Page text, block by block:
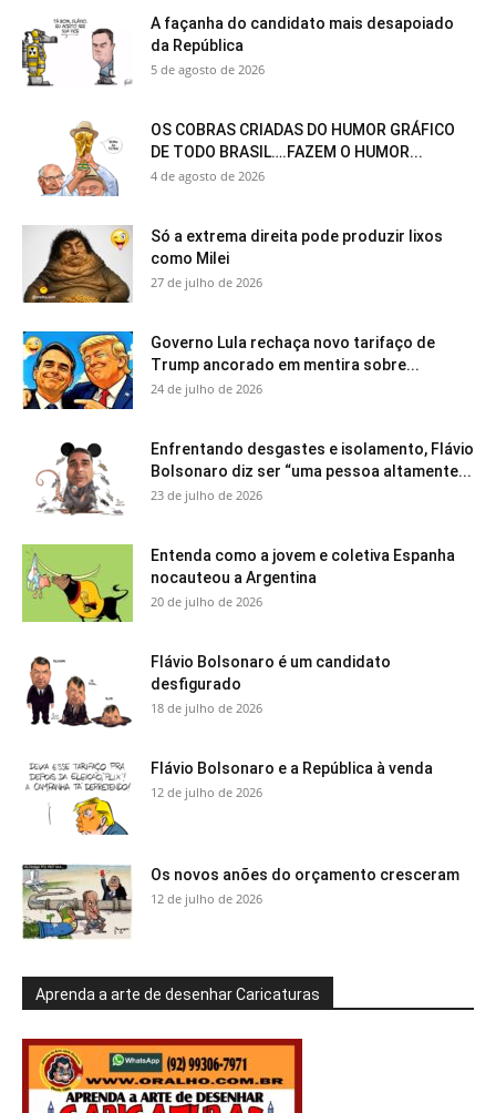
A façanha do candidato mais desapoiado
da República
5 de agosto de 2026
OS COBRAS CRIADAS DO HUMOR GRÁFICO
DE TODO BRASIL….FAZEM O HUMOR...
4 de agosto de 2026
Só a extrema direita pode produzir lixos
como Milei
27 de julho de 2026
Governo Lula rechaça novo tarifaço de
Trump ancorado em mentira sobre...
24 de julho de 2026
Enfrentando desgastes e isolamento, Flávio
Bolsonaro diz ser “uma pessoa altamente...
23 de julho de 2026
Entenda como a jovem e coletiva Espanha
nocauteou a Argentina
20 de julho de 2026
Flávio Bolsonaro é um candidato
desfigurado
18 de julho de 2026
Flávio Bolsonaro e a República à venda
12 de julho de 2026
Os novos anões do orçamento cresceram
12 de julho de 2026
Aprenda a arte de desenhar Caricaturas